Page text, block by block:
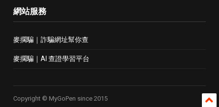
網站服務
麥擱騙｜詐騙網址幫你查
麥擱騙｜AI 查證學習平台
Copyright © MyGoPen since 2015